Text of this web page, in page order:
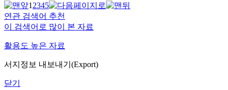
12345
연관 검색어 추천
이 검색어로 많이 본 자료
활용도 높은 자료
서지정보 내보내기(Export)
닫기